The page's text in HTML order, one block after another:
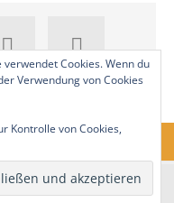
/ Anastratin.de. Alle Rechte
Cookies. Wenn du
Verwendung von Cookies
Kontrolle von Cookies,